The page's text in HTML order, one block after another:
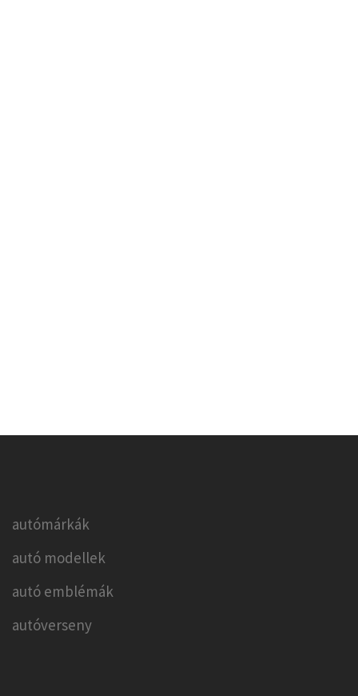
autómárkák
autó modellek
autó emblémák
autóverseny